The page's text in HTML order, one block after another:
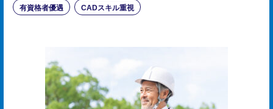
有資格者優遇 CADスキル重視